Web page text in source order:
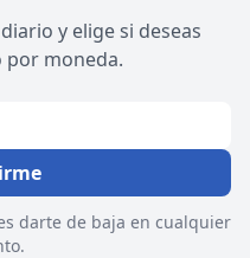
y elige si deseas
por moneda.
darte de baja en cualquier